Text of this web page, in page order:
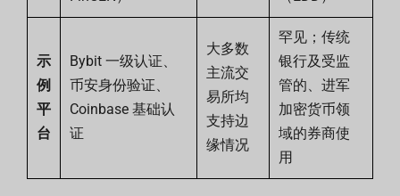
示
例
平
台
Bybit 一级认证、
币安身份验证、
Coinbase 基础认
证
大多数
主流交
易所均
支持边
缘情况
罕见；传统
银行及受监
管的、进军
加密货币领
域的券商使
用